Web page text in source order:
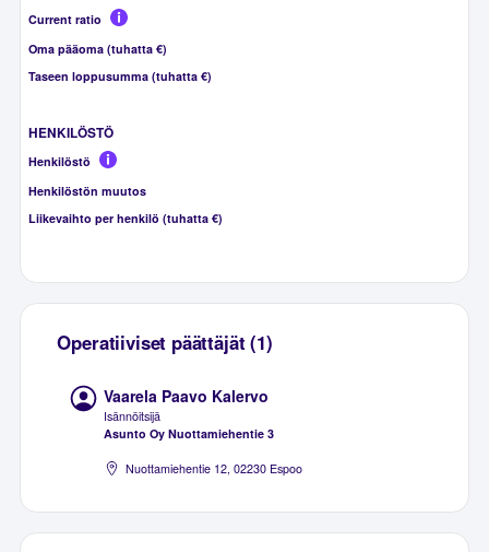
Current ratio
Oma pääoma (tuhatta €)
Taseen loppusumma (tuhatta €)
HENKILÖSTÖ
Henkilöstö
Henkilöstön muutos
Liikevaihto per henkilö (tuhatta €)
Operatiiviset päättäjät (1)
Vaarela Paavo Kalervo
Isännöitsijä
Asunto Oy Nuottamiehentie 3
Nuottamiehentie 12, 02230 Espoo